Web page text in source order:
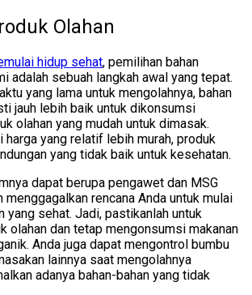
Olahan
hidup sehat, pemilihan bahan
adalah sebuah langkah awal yang tepat.
yang lama untuk mengolahnya, bahan
jauh lebih baik untuk dikonsumsi
olahan yang mudah untuk dimasak.
yang relatif lebih murah, produk
yang tidak baik untuk kesehatan.
dapat berupa pengawet dan MSG
menggagalkan rencana Anda untuk mulai
yang sehat. Jadi, pastikanlah untuk
olahan dan tetap mengonsumsi makanan
Anda juga dapat mengontrol bumbu
lainnya saat mengolahnya
adanya bahan-bahan yang tidak